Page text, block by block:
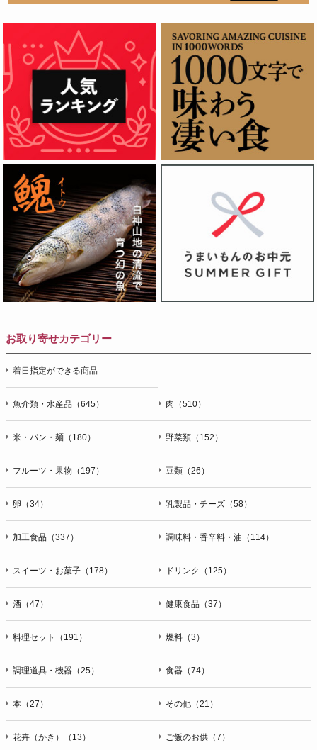
お取り寄せカテゴリー
着日指定ができる商品
魚介類・水産品（645） 肉（510）
米・パン・麺（180） 野菜類（152）
フルーツ・果物（197） 豆類（26）
卵（34） 乳製品・チーズ（58）
加工食品（337） 調味料・香辛料・油（114）
スイーツ・お菓子（178） ドリンク（125）
酒（47） 健康食品（37）
料理セット（191） 燃料（3）
調理道具・機器（25） 食器（74）
本（27） その他（21）
花卉（かき）（13） ご飯のお供（7）